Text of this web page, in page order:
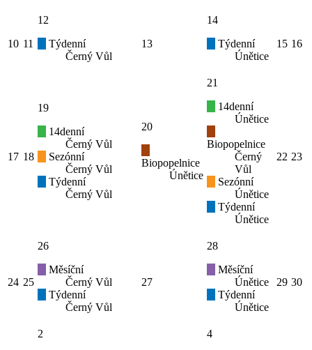
10 11
12
Týdenní
Černý Vůl
13
14
Týdenní
Únětice
15 16
17 18
19
14denní
Černý Vůl
Sezónní
Černý Vůl
Týdenní
Černý Vůl
20
Biopopelnice
Únětice
21
14denní
Únětice
Biopopelnice
Černý
Vůl
Sezónní
Únětice
Týdenní
Únětice
22 23
24 25
26
Měsíční
Černý Vůl
Týdenní
Černý Vůl
27
28
Měsíční
Únětice
Týdenní
Únětice
29 30
2
4